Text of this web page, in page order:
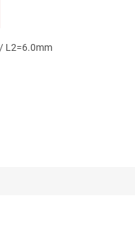
L2=6.0mm